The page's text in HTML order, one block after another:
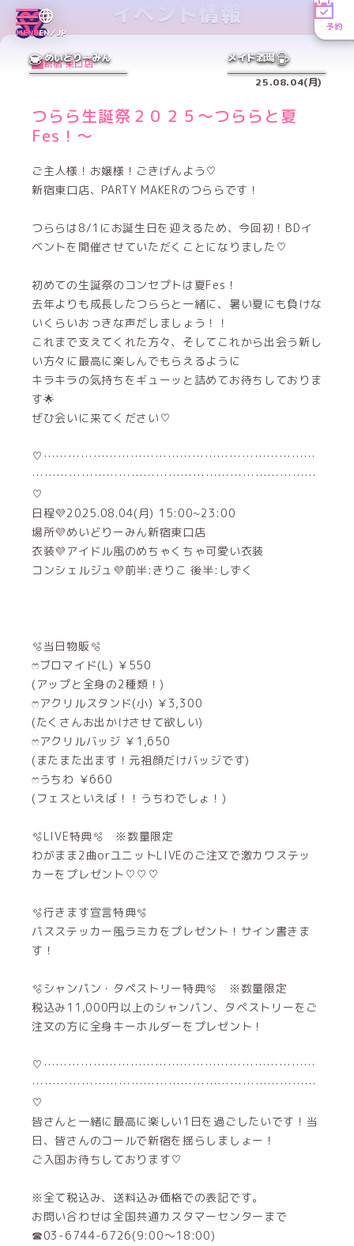
MENUEN／JP
予約
めいどりーみん メイド酒場
イベント情報
新宿 東口店
25.08.04(月)
つらら生誕祭２０２５～つららと夏
Fes！～
ご主人様！お嬢様！ごきげんよう♡
新宿東口店、PARTY MAKERのつららです！
つららは8/1にお誕生日を迎えるため、今回初！BDイ
ベントを開催させていただくことになりました♡
初めての生誕祭のコンセプトは夏Fes！
去年よりも成長したつららと一緒に、暑い夏にも負けな
いくらいおっきな声だしましょう！！
これまで支えてくれた方々、そしてこれから出会う新し
い方々に最高に楽しんでもらえるように
キラキラの気持ちをギューッと詰めてお待ちしておりま
す🌟
ぜひ会いに来てください♡
♡…………………………………………………………
……………………………………………………………
♡
日程💜2025.08.04(月) 15:00~23:00
場所💜めいどりーみん新宿東口店
衣装💜アイドル風のめちゃくちゃ可愛い衣装
コンシェルジュ💜前半:きりこ 後半:しずく
🫧当日物販🫧
ෆ‪ブロマイド(L) ￥550
(アップと全身の2種類！)
ෆ‪アクリルスタンド(小) ￥3,300
(たくさんお出かけさせて欲しい)
ෆ‪アクリルバッジ ￥1,650
(またまた出ます！元祖顔だけバッジです)
ෆ‪うちわ ￥660
(フェスといえば！！うちわでしょ！)
🫧LIVE特典🫧 ※数量限定
わがまま2曲orユニットLIVEのご注文で激カワステッ
カーをプレゼント♡♡♡
🫧行きます宣言特典🫧
パスステッカー風ラミカをプレゼント！サイン書きま
す！
🫧シャンパン・タペストリー特典🫧 ※数量限定
税込み11,000円以上のシャンパン、タペストリーをご
注文の方に全身キーホルダーをプレゼント！
♡…………………………………………………………
……………………………………………………………
♡
皆さんと一緒に最高に楽しい1日を過ごしたいです！当
日、皆さんのコールで新宿を揺らしましょー！
ご入国お待ちしております♡
※全て税込み、送料込み価格での表記です。
お問い合わせは全国共通カスタマーセンターまで
☎03-6744-6726(9:00～18:00)